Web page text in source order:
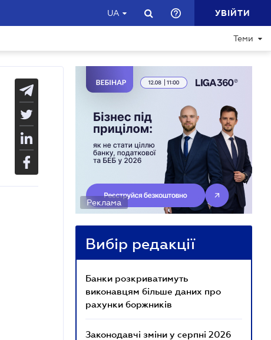
UA УВІЙТИ
Теми
Реклама
Вибір редакції
Банки розкриватимуть
виконавцям більше даних про
рахунки боржників
Законодавчі зміни у серпні 2026